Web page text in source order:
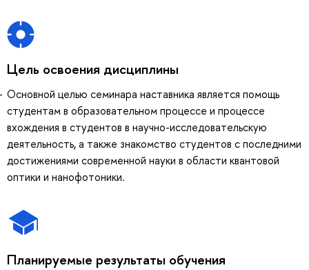
Цель освоения дисциплины
Основной целью семинара наставника является помощь
студентам в образовательном процессе и процессе
вхождения в студентов в научно-исследовательскую
деятельность, а также знакомство студентов с последними
достижениями современной науки в области квантовой
оптики и нанофотоники.
Планируемые результаты обучения